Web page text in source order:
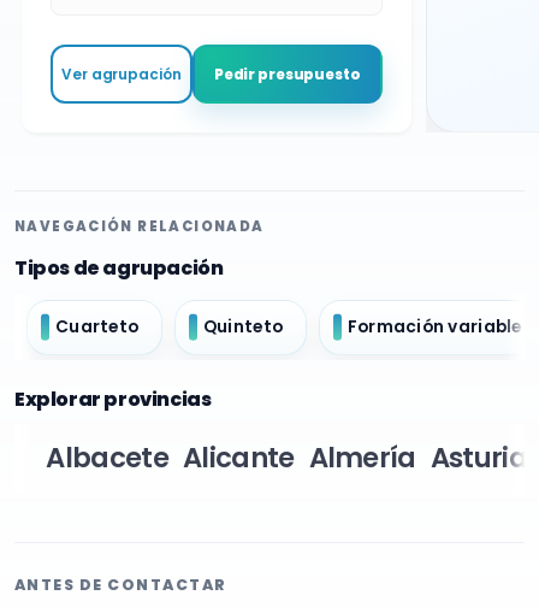
Ver agrupación Pedir presupuesto
NAVEGACIÓN RELACIONADA
Tipos de agrupación
Cuarteto Quinteto Formación variable
Explorar provincias
Albacete Alicante Almería
ANTES DE CONTACTAR